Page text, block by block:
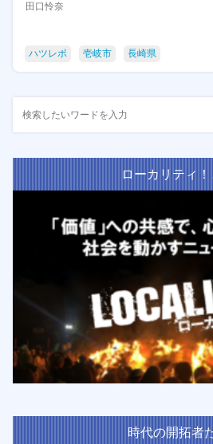
田口怜奈
ハツレポ 壱岐市 長崎県
ローカリティ
時代の開拓者